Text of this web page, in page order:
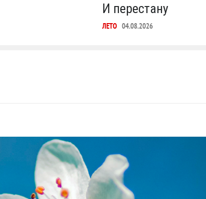
И перестану
ЛЕТО 04.08.2026